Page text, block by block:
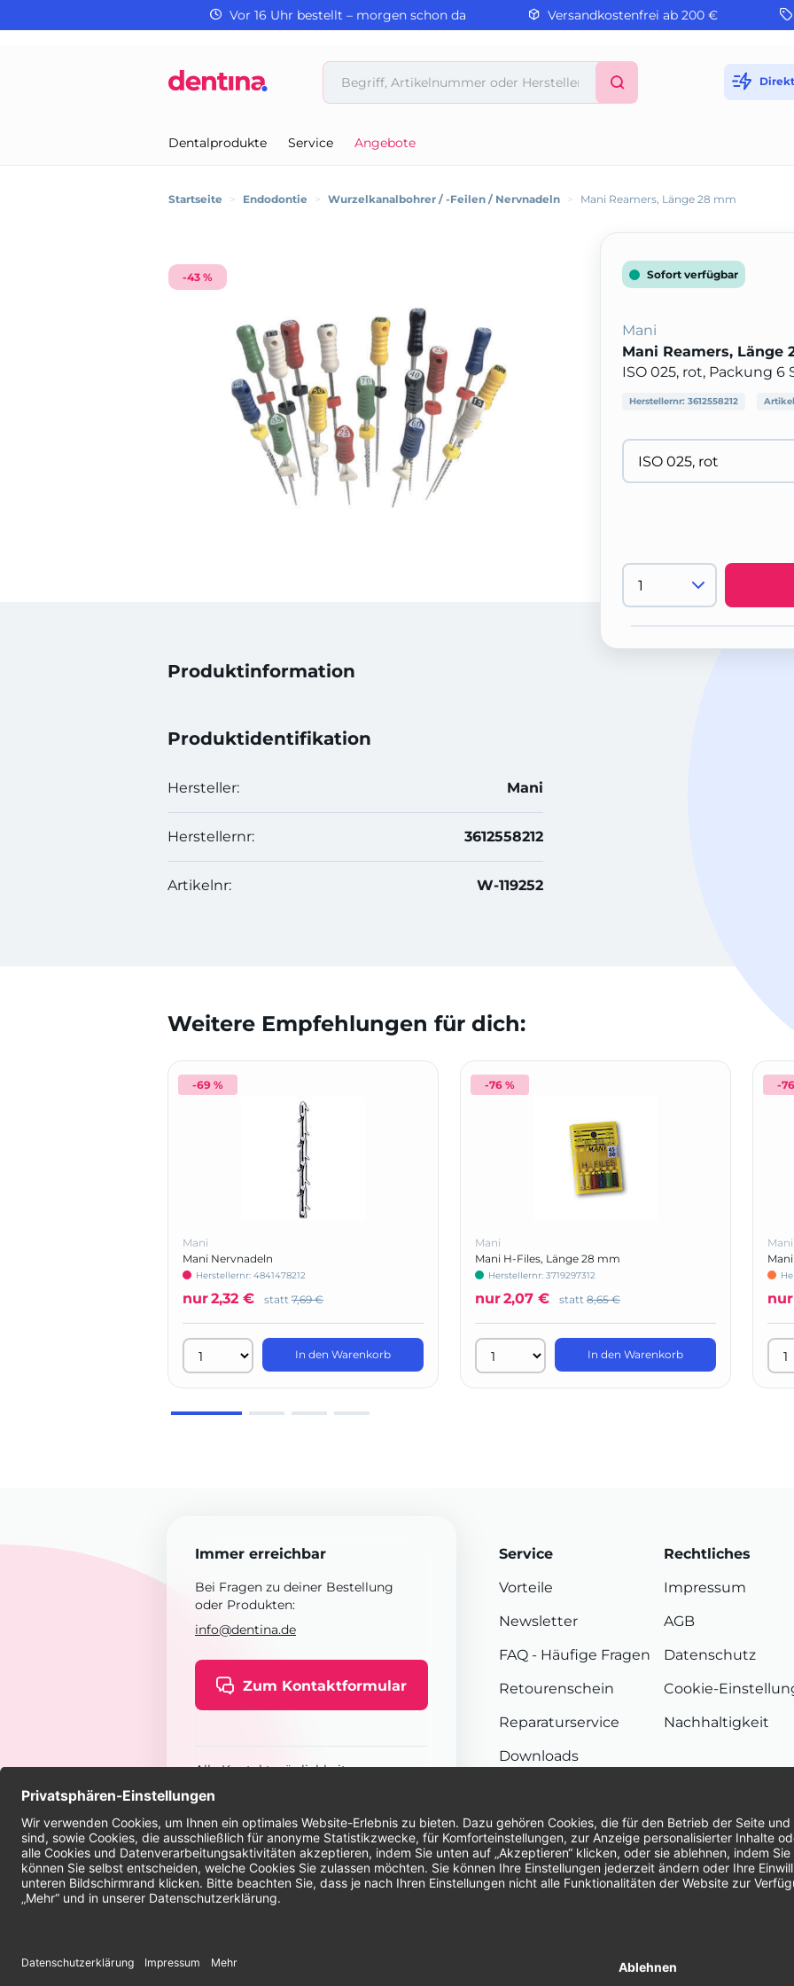
Vor 16 Uhr bestellt – morgen schon da Versandkostenfrei ab 200 €
Dentalprodukte Service Angebote
Startseite > Endodontie > Wurzelkanalbohrer / -Feilen / Nervnadeln > Mani Reamers, Länge 28 mm
-43 %
Produktinformation
Produktidentifikation
Hersteller: Mani
Herstellernr: 3612558212
Artikelnr: W-119252
Sofort verfügbar
Mani
Mani Reamers, Länge
ISO 025, rot, Packung 6
Herstellernr: 3612558212
Weitere Empfehlungen für dich:
-69 %
Mani
Mani Nervnadeln
Herstellernr: 4841478212
nur2,32 € statt 7,69 €
In den Warenkorb
-76 %
Mani
Mani H-Files, Länge 28 mm
Herstellernr: 3719297312
nur2,07 € statt 8,65 €
In den Warenkorb
-
Mani
nur
Immer erreichbar
Bei Fragen zu deiner Bestellung
oder Produkten:
info@dentina.de
Zum Kontaktformular
Alle Kontaktmöglichkeiten
Service
Vorteile
Newsletter
FAQ - Häufige Fragen
Retourenschein
Reparaturservice
Downloads
Rechtliches
Impressum
AGB
Datenschutz
Cookie-
Nachhaltigkeit
© 2026 Dentina GmbH | Alle Rechte